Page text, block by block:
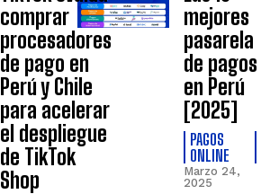
comprar
procesadores
de pago en
Perú y Chile
para acelerar
el despliegue
de TikTok
Shop
mejores
pasarela
de pagos
en Perú
[2025]
PAGOS
ONLINE
Marzo 24,
2025